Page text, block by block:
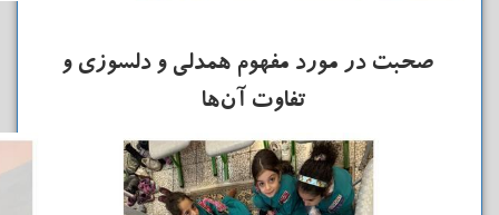
صحبت در مورد مفهوم همدلی و دلسوزی و
تفاوت آن‌ها